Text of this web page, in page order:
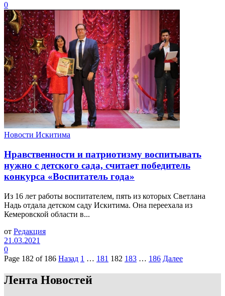
0
Новости Искитима
Нравственности и патриотизму воспитывать
нужно с детского сада, считает победитель
конкурса «Воспитатель года»
Из 16 лет работы воспитателем, пять из которых Светлана
Надь отдала детском саду Искитима. Она переехала из
Кемеровской области в...
от Редакция
21.03.2021
0
Page 182 of 186 Назад 1 … 181 182 183 … 186 Далее
Лента Новостей